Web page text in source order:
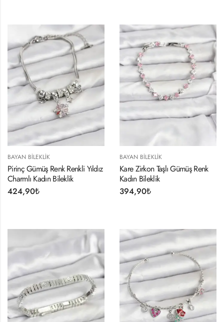
BAYAN BILEKLIK
Pirinç Gümüş Renk Renkli Yıldız
Charmlı Kadın Bileklik
424,90₺
BAYAN BILEKLIK
Kare Zirkon Taşlı Gümüş Renk
Kadın Bileklik
394,90₺